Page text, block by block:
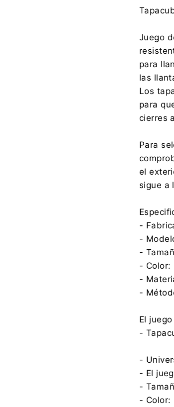
Juego
para
las
Los
para
cierres
Para
el
sigue a
-
-
-
- Color:
-
-
El
-
-
- El
-
- Color: